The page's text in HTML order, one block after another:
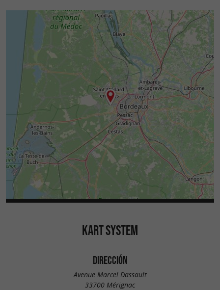
KART SYSTEM
DIRECCIÓN
Avenue Marcel Dassault
33700 Mérignac